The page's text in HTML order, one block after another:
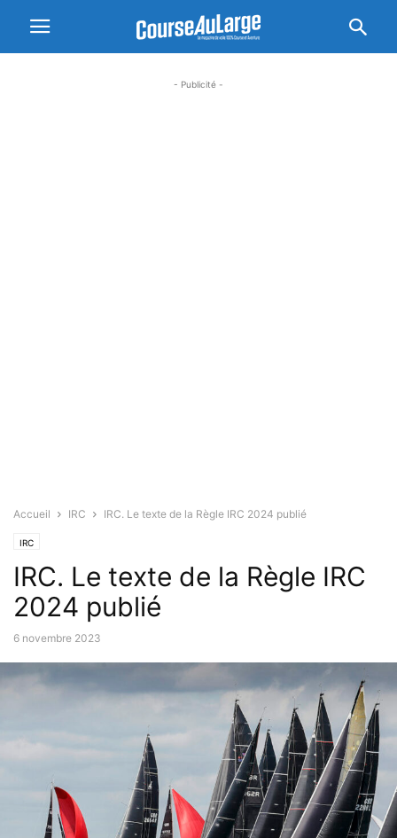
- Publicité -
Accueil IRC IRC. Le texte de la Règle IRC 2024 publié
IRC
IRC. Le texte de la Règle IRC
2024 publié
6 novembre 2023